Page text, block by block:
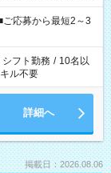
「できれば残業はし
ク希望
、もう1つのお仕事
は応募できません。
応募から最短2～3
シフト勤務 / 10名以
ル不要
詳細へ
掲載日：2026.08.06